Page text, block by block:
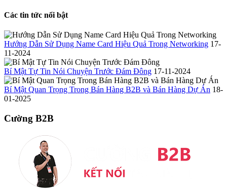
Các tin tức nổi bật
Hướng Dẫn Sử Dụng Name Card Hiệu Quả Trong Networking 17-
11-2024
Bí Mật Tự Tin Nói Chuyện Trước Đám Đông 17-11-2024
Bí Mật Quan Trọng Trong Bán Hàng B2B và Bán Hàng Dự Án 18-
01-2025
Cường B2B